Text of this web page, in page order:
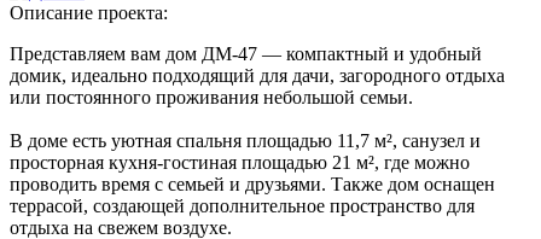
Описание проекта:
Представляем вам дом ДМ-47 — компактный и удобный
домик, идеально подходящий для дачи, загородного отдыха
или постоянного проживания небольшой семьи.
В доме есть уютная спальня площадью 11,7 м², санузел и
просторная кухня-гостиная площадью 21 м², где можно
проводить время с семьей и друзьями. Также дом оснащен
террасой, создающей дополнительное пространство для
отдыха на свежем воздухе.